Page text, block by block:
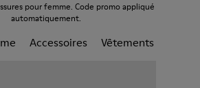
pour femme. Code promo appliqué
automatiquement.
Accessoires Vêtements